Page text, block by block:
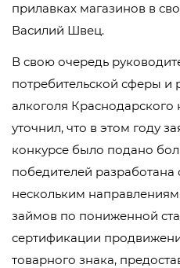
прилавках магазинов в
Василий Швец.
В свою очередь
потребительской сферы и
алкоголя
уточнил, что в этом году
конкурсе было подано
победителей
нескольким
займов по пониженной
сертификации
товарного знака,